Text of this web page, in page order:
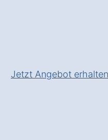
Jetzt Angebot erhalten